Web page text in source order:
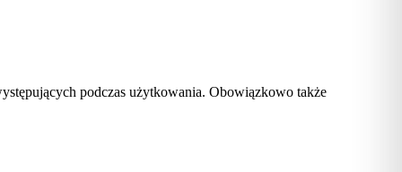
podczas użytkowania. Obowiązkowo także